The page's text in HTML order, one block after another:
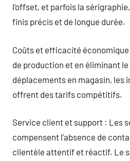
l’offset, et parfois la
finis précis et de longue durée.
Coûts et efficacité
de production et en éliminant le
déplacements en magasin, les
offrent des tarifs compétitifs.
Service client et support : Les
compensent l’absence de
clientèle attentif et réactif. Le